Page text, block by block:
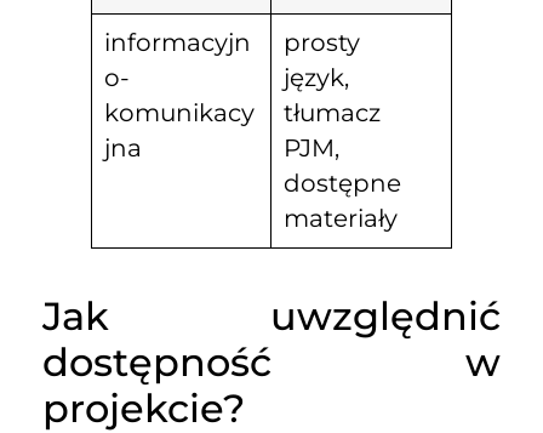
informacyjn
o-
komunikacy
jna
prosty
język,
tłumacz
PJM,
dostępne
materiały
Jak uwzględnić
dostępność w
projekcie?